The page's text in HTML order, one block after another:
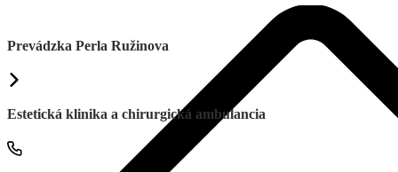
Prevádzka Perla Ružinova
Estetická klinika a chirurgická ambulancia